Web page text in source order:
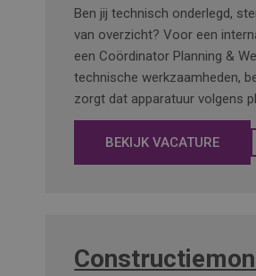
Ben jij technisch onderlegd,
van overzicht? Voor een
een Coördinator Planning &
technische werkzaamheden,
zorgt dat apparatuur volgens
BEKIJK VACATURE